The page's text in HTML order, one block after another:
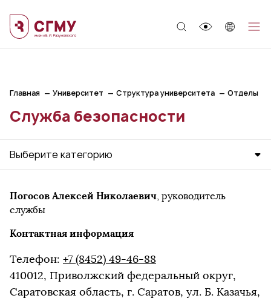
Главная Университет Структура университета Отделы
Служба безопасности
Выберите категорию
Погосов Алексей Николаевич, руководитель
службы
Контактная информация
Телефон: +7 (8452) 49-46-88
410012, Приволжский федеральный округ,
Саратовская область, г. Саратов, ул. Б. Казачья,